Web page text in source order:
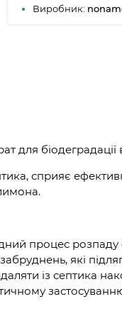
Виробник:
для біодеградації
сприяє
процес розпаду
які
із септика